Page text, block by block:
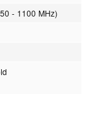
- 1100 MHz)